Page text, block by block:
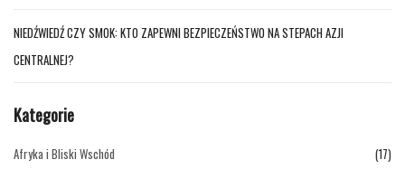
NIEDŹWIEDŹ CZY SMOK: KTO ZAPEWNI BEZPIECZEŃSTWO NA STEPACH AZJI
CENTRALNEJ?
Kategorie
Afryka i Bliski Wschód
(17)